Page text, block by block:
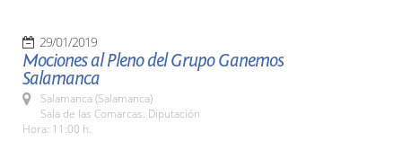
29/01/2019
Mociones al Pleno del Grupo Ganemos
Salamanca
Salamanca (Salamanca)
Sala de las Comarcas. Diputación
Hora: 11:00 h.